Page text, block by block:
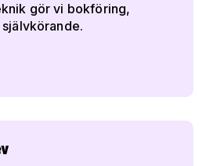
gör vi bokföring,